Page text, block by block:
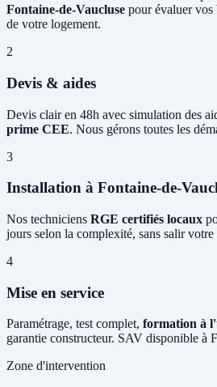
Fontaine-de-Vaucluse pour évaluer vos
de votre logement.
2
Devis & aides
Devis clair en 48h avec simulation des
prime CEE. Nous gérons toutes les
3
Installation à Fontaine-de-
Nos techniciens RGE certifiés locaux
jours selon la complexité, sans salir votre
4
Mise en service
Paramétrage, test complet, formation à
garantie constructeur. SAV disponible à
Zone d'intervention